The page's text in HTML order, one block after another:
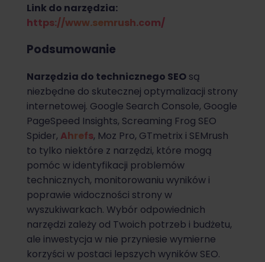
Link do narzędzia:
https://www.semrush.com/
Podsumowanie
Narzędzia do technicznego SEO są
niezbędne do skutecznej optymalizacji strony
internetowej. Google Search Console, Google
PageSpeed Insights, Screaming Frog SEO
Spider, Ahrefs, Moz Pro, GTmetrix i SEMrush
to tylko niektóre z narzędzi, które mogą
pomóc w identyfikacji problemów
technicznych, monitorowaniu wyników i
poprawie widoczności strony w
wyszukiwarkach. Wybór odpowiednich
narzędzi zależy od Twoich potrzeb i budżetu,
ale inwestycja w nie przyniesie wymierne
korzyści w postaci lepszych wyników SEO.